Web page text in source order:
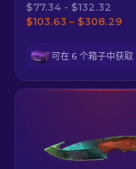
$77.34 - $132.32
$103.63 – $308.29
可在 6 个箱子中获取